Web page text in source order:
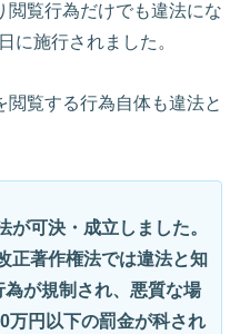
閲覧行為だけでも違法にな
に施行されました。
覧する行為自体も違法と
可決・成立しました。
正著作権法では違法と知
が規制され、悪質な場
万円以下の罰金が科され